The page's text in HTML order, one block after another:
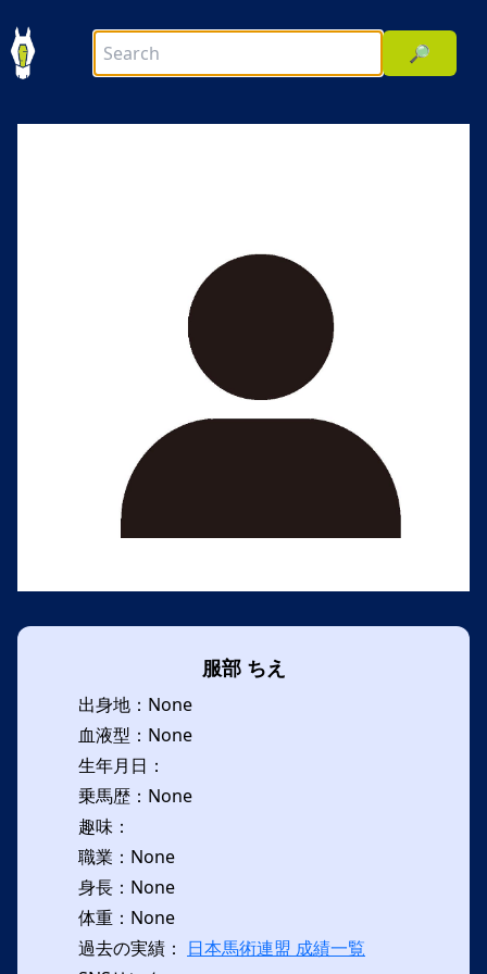
🔎
服部 ちえ
出身地：None
血液型：None
生年月日：
乗馬歴：None
趣味：
職業：None
身長：None
体重：None
過去の実績： 日本馬術連盟 成績一覧